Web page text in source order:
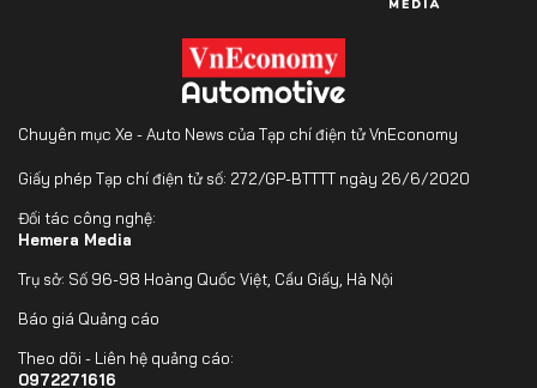
Chuyên mục Xe - Auto News của Tạp chí điện tử VnEconomy
Giấy phép Tạp chí điện tử số: 272/GP-BTTTT ngày 26/6/2020
Đối tác công nghệ:
Hemera Media
Trụ sở: Số 96-98 Hoàng Quốc Việt, Cầu Giấy, Hà Nội
Báo giá Quảng cáo
Theo dõi - Liên hệ quảng cáo:
0972271616